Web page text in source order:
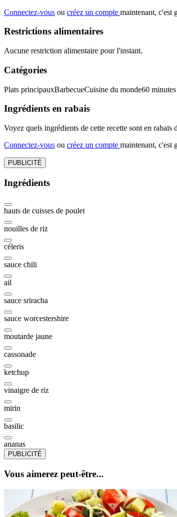
Connectez-vous ou créez un compte maintenant, c'est
Restrictions alimentaires
Aucune restriction alimentaire pour l'instant.
Catégories
Plats principauxBarbecueCuisine du monde60
Ingrédients en rabais
Voyez quels ingrédients de cette recette sont en
Connectez-vous ou créez un compte maintenant, c'est
PUBLICITÉ
Ingrédients
hauts de cuisses de poulet
nouilles de riz
céleris
sauce chili
ail
sauce sriracha
sauce worcestershire
moutarde jaune
cassonade
ketchup
vinaigre de riz
mirin
basilic
ananas
PUBLICITÉ
Vous aimerez peut-être...